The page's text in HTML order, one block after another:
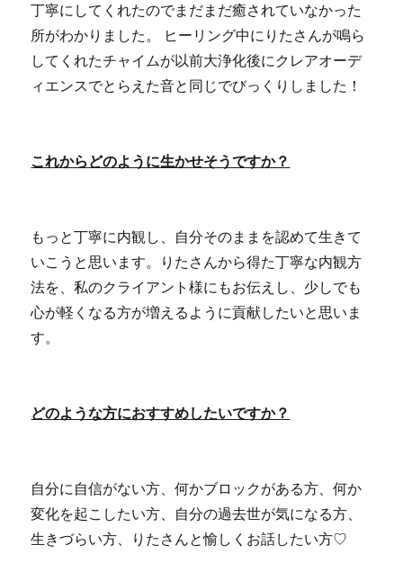
丁寧にしてくれたのでまだまだ癒されていなかった
所がわかりました。 ヒーリング中にりたさんが鳴ら
してくれたチャイムが以前大浄化後にクレアオーデ
ィエンスでとらえた音と同じでびっくりしました！
これからどのように生かせそうですか？
もっと丁寧に内観し、自分そのままを認めて生きて
いこうと思います。りたさんから得た丁寧な内観方
法を、私のクライアント様にもお伝えし、少しでも
心が軽くなる方が増えるように貢献したいと思いま
す。
どのような方におすすめしたいですか？
自分に自信がない方、何かブロックがある方、何か
変化を起こしたい方、自分の過去世が気になる方、
生きづらい方、りたさんと愉しくお話したい方♡